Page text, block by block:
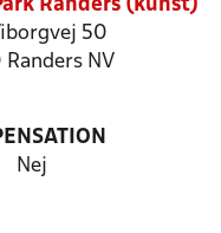
Randers (kunst)
50
NV
Nej